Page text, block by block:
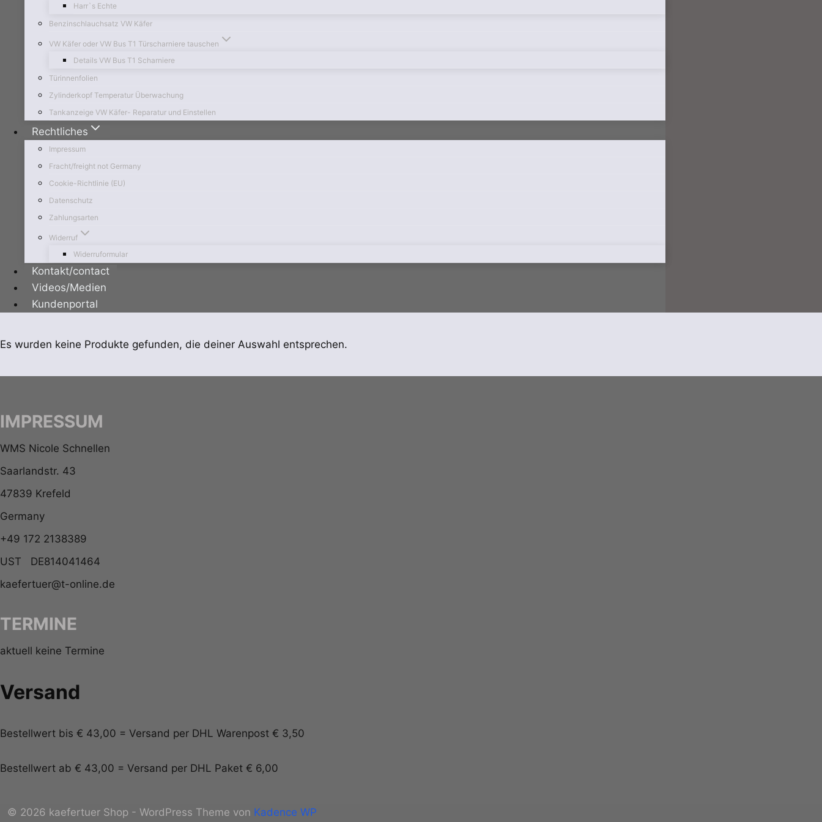
Harr`s Echte
Benzinschlauchsatz VW Käfer
VW Käfer oder VW Bus T1 Türscharniere tauschen
Details VW Bus T1 Scharniere
Türinnenfolien
Zylinderkopf Temperatur Überwachung
Tankanzeige VW Käfer- Reparatur und Einstellen
Rechtliches
Impressum
Fracht/freight not Germany
Cookie-Richtlinie (EU)
Datenschutz
Zahlungsarten
Widerruf
Widerruformular
Kontakt/contact
Videos/Medien
Kundenportal
Es wurden keine Produkte gefunden, die deiner Auswahl entsprechen.
IMPRESSUM
WMS Nicole Schnellen
Saarlandstr. 43
47839 Krefeld
Germany
+49 172 2138389
UST DE814041464
kaefertuer@t-online.de
TERMINE
aktuell keine Termine
Versand
Bestellwert bis € 43,00 = Versand per DHL Warenpost € 3,50
Bestellwert ab € 43,00 = Versand per DHL Paket € 6,00
© 2026 kaefertuer Shop - WordPress Theme von Kadence WP